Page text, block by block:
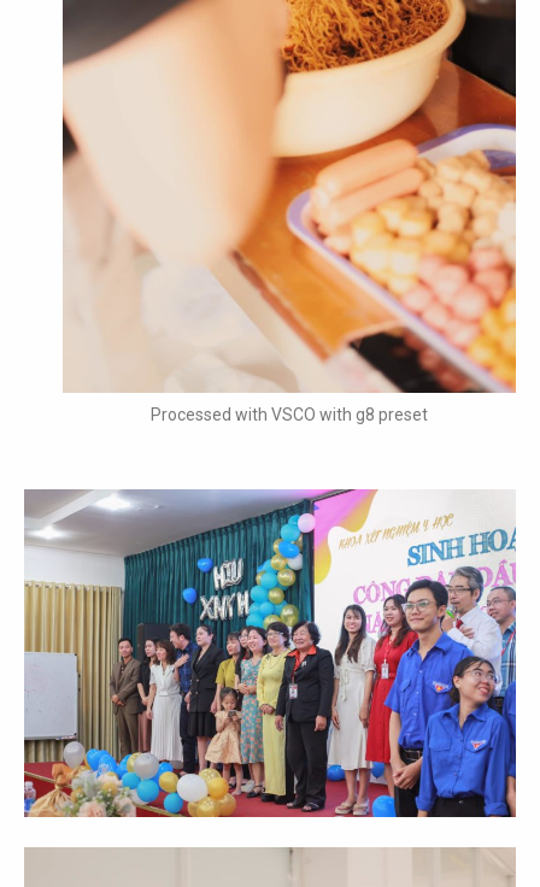
Processed with VSCO with g8 preset